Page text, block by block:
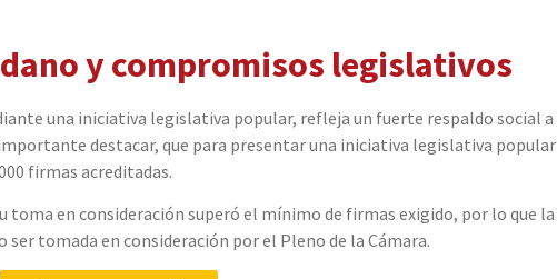
y compromisos legislativos
una iniciativa legislativa popular, refleja un fuerte respaldo social a
destacar, que para presentar una iniciativa legislativa popular
firmas acreditadas.
toma en consideración superó el mínimo de firmas exigido, por lo que la
tomada en consideración por el Pleno de la Cámara.